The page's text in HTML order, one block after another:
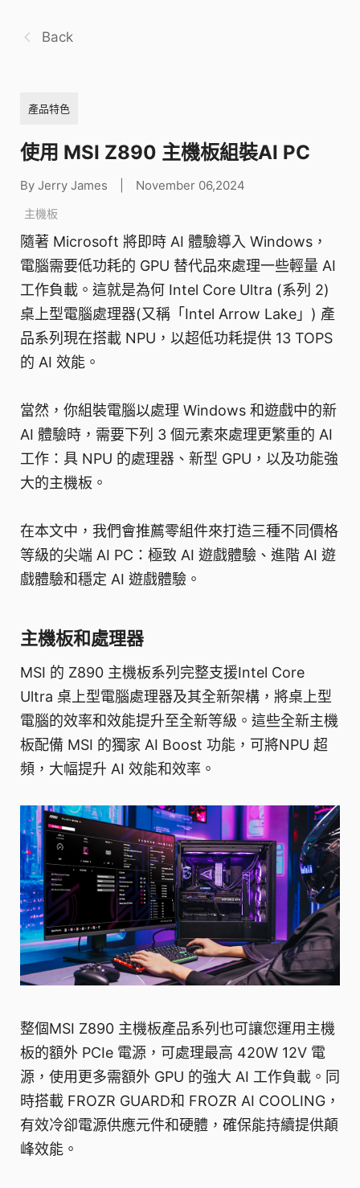
Back
產品特色
使用 MSI Z890 主機板組裝AI PC
By Jerry James November 06,2024
主機板
隨著 Microsoft 將即時 AI 體驗導入 Windows，
電腦需要低功耗的 GPU 替代品來處理一些輕量 AI
工作負載。這就是為何 Intel Core Ultra (系列 2)
桌上型電腦處理器(又稱「Intel Arrow Lake」) 產
品系列現在搭載 NPU，以超低功耗提供 13 TOPS
的 AI 效能。
當然，你組裝電腦以處理 Windows 和遊戲中的新
AI 體驗時，需要下列 3 個元素來處理更繁重的 AI
工作：具 NPU 的處理器、新型 GPU，以及功能強
大的主機板。
在本文中，我們會推薦零組件來打造三種不同價格
等級的尖端 AI PC：極致 AI 遊戲體驗、進階 AI 遊
戲體驗和穩定 AI 遊戲體驗。
主機板和處理器
MSI 的 Z890 主機板系列完整支援Intel Core
Ultra 桌上型電腦處理器及其全新架構，將桌上型
電腦的效率和效能提升至全新等級。這些全新主機
板配備 MSI 的獨家 AI Boost 功能，可將NPU 超
頻，大幅提升 AI 效能和效率。
整個MSI Z890 主機板產品系列也可讓您運用主機
板的額外 PCIe 電源，可處理最高 420W 12V 電
源，使用更多需額外 GPU 的強大 AI 工作負載。同
時搭載 FROZR GUARD和 FROZR AI COOLING，
有效冷卻電源供應元件和硬體，確保能持續提供顛
峰效能。